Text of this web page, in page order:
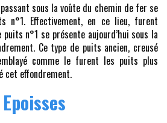
sous la voûte du chemin de fer se
n°1. Effectivement, en ce lieu, furent
n°1 se présente aujourd’hui sous la
Ce type de puits ancien, creusé
comme le furent les puits plus
cet effondrement.